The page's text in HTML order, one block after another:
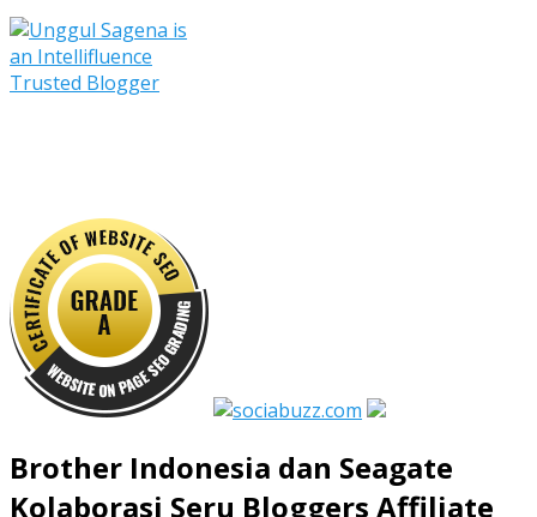
Brother Indonesia dan Seagate
Kolaborasi Seru Bloggers Affiliate